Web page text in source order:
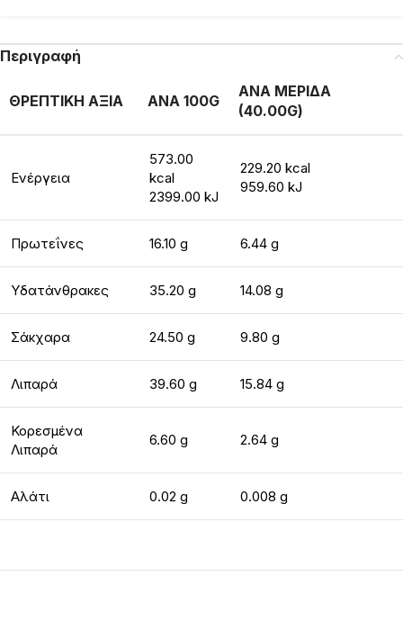
Περιγραφή
ΘΡΕΠΤΙΚΗ ΑΞΙΑ ΑΝΑ 100G
ΑΝΑ ΜΕΡΙΔΑ
(40.00G)
Ενέργεια
573.00
kcal
2399.00 kJ
229.20 kcal
959.60 kJ
Πρωτεΐνες 16.10 g 6.44 g
Υδατάνθρακες 35.20 g 14.08 g
Σάκχαρα 24.50 g 9.80 g
Λιπαρά 39.60 g 15.84 g
Κορεσμένα
Λιπαρά
6.60 g 2.64 g
Αλάτι 0.02 g 0.008 g